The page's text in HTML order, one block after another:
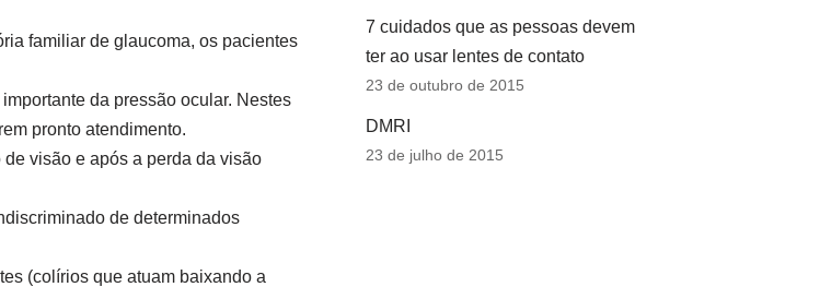
familiar de glaucoma, os pacientes
da pressão ocular. Nestes
pronto atendimento.
visão e após a perda da visão
de determinados
(colírios que atuam baixando a
7 cuidados que as pessoas devem
ter ao usar lentes de contato
23 de outubro de 2015
DMRI
23 de julho de 2015